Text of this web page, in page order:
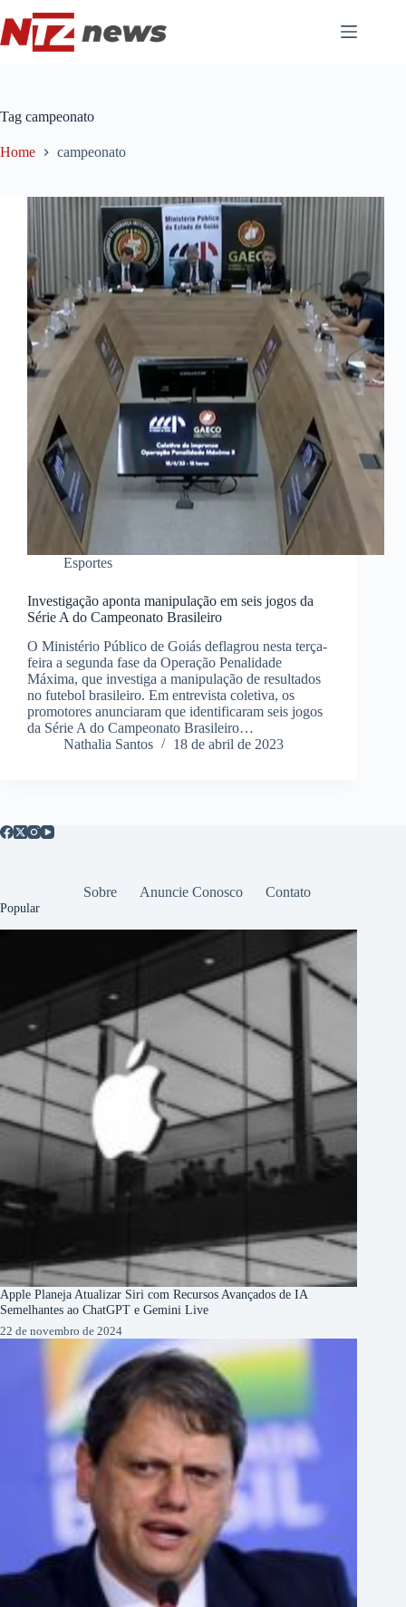
para
o
conteúdo
Tag campeonato
Home campeonato
Esportes
Investigação aponta manipulação em seis jogos da
Série A do Campeonato Brasileiro
O Ministério Público de Goiás deflagrou nesta terça-
feira a segunda fase da Operação Penalidade
Máxima, que investiga a manipulação de resultados
no futebol brasileiro. Em entrevista coletiva, os
promotores anunciaram que identificaram seis jogos
da Série A do Campeonato Brasileiro…
Nathalia Santos
18 de abril de 2023
Sobre Anuncie Conosco Contato
Popular
Apple Planeja Atualizar Siri com Recursos Avançados de IA
Semelhantes ao ChatGPT e Gemini Live
22 de novembro de 2024